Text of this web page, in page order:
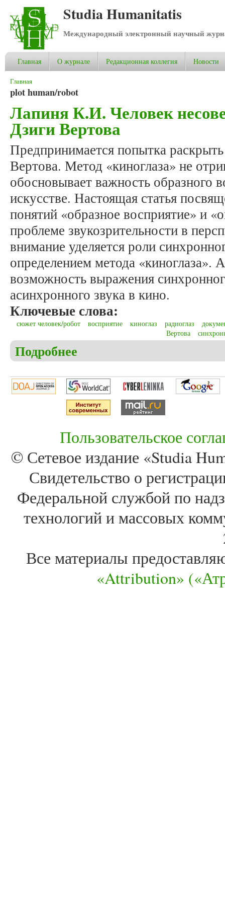
Studia Humanitatis
Международный электронный научный
Главная О журнале Редакционная коллегия Новости
Вы здесь
Главная
plot human/robot
Лапиня К.И. Человек
Дзиги Вертова
Предпринимается попытка
Вертова. Метод «киноглаза» не
обосновывает важность образного
искусстве. Настоящая статья
понятий «образное восприятие» и
проблеме звукозрительности в
внимание уделяется роли
определением метода «киноглаза».
возможность выражения
асинхронного звука в кино.
Ключевые слова:
сюжет человек/робот восприятие киноглаз радиоглаз
Вертова
Подробнее
Пользовательское
© Сетевое издание «Studia
Свидетельство о
Федеральной службой по
технологий и массовых
Все материалы
«Attribution»